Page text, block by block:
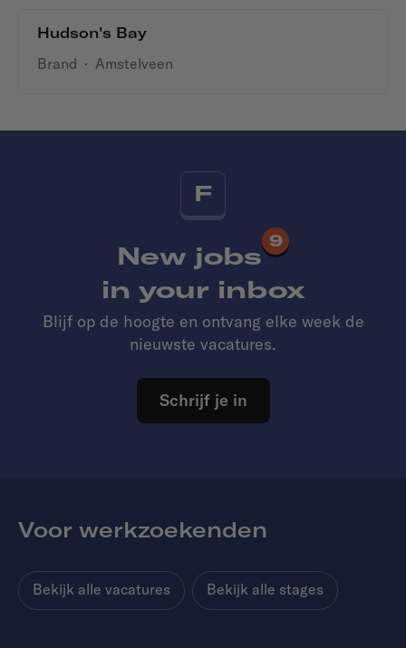
Hudson's Bay
Brand · Amstelveen
F
New jobs
9
in your inbox
Blijf op de hoogte en ontvang elke week de
nieuwste vacatures.
Schrijf je in
Voor werkzoekenden
Bekijk alle vacatures Bekijk alle stages